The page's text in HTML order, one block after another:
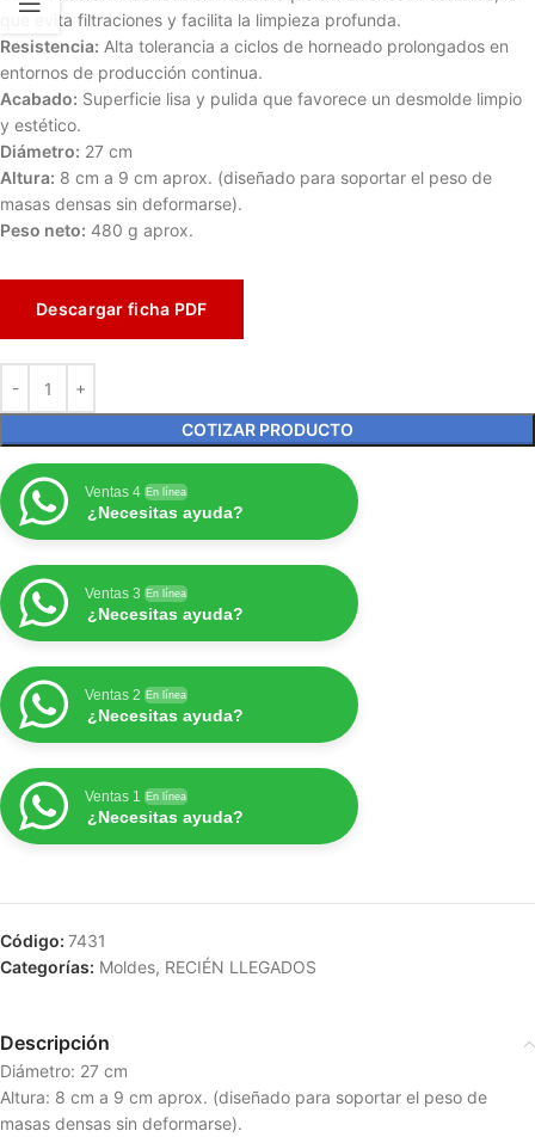
que evita filtraciones y facilita la limpieza profunda.
Resistencia: Alta tolerancia a ciclos de horneado prolongados en
entornos de producción continua.
Acabado: Superficie lisa y pulida que favorece un desmolde limpio
y estético.
Diámetro: 27 cm
Altura: 8 cm a 9 cm aprox. (diseñado para soportar el peso de
masas densas sin deformarse).
Peso neto: 480 g aprox.
Descargar ficha PDF
COTIZAR PRODUCTO
Ventas 4 En línea
¿Necesitas ayuda?
Ventas 3 En línea
¿Necesitas ayuda?
Ventas 2 En línea
¿Necesitas ayuda?
Ventas 1 En línea
¿Necesitas ayuda?
Código: 7431
Categorías: Moldes, RECIÉN LLEGADOS
Descripción
Diámetro: 27 cm
Altura: 8 cm a 9 cm aprox. (diseñado para soportar el peso de
masas densas sin deformarse).